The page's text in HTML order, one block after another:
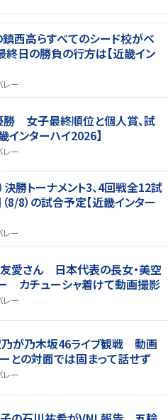
西高らすべてのシード校がベ
終日の勝負の行方は【近畿イン
レー
女子最終順位と個人賞、試
インターハイ2026】
レー
決勝トーナメント3、4回戦全12試
8/8）の試合予定【近畿インター
レー
愛さん 日本代表の長女・美空
カチューシャ着けて動画撮影
レー
乃が乃木坂46ライブ観戦 動画
との対面では固まって話せず
レー